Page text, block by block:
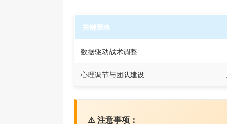
关键策略
数据驱动战术调整
心理调节与团队建设
⚠️ 注意事项：